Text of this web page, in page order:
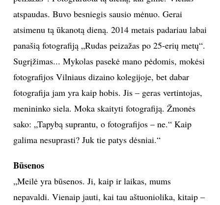
Sūnus
„Kokie mano asmeninio gyvenimo įvykiai lėmė tam
tikrų kūrinių gimimą? Visa kūryba yra paremta
asmeninio gyvenimo įvykiais, emocijomis.
Pavyzdžiui, nemažai mano nuotraukų yra iš 1989-ųjų,
kai laukėme sūnaus Mykolo gimimo. Tarkim, „Rudas
peizažas“. Fotografuota tą dieną, kai gimė. Vienas
atspaudas. Buvo besniegis sausio mėnuo. Gerai
atsimenu tą ūkanotą dieną. 2014 metais padariau labai
panašią fotografiją „Rudas peizažas po 25-erių metų“.
Sugrįžimas... Mykolas pasekė mano pėdomis, mokėsi
fotografijos Vilniaus dizaino kolegijoje, bet dabar
fotografija jam yra kaip hobis. Jis – geras vertintojas,